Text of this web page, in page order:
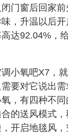
门窗后回家
，升温以后
达92.04%，
氧吧X7，就
要对它说出
，有四种不
的送风模式
开启地毯风